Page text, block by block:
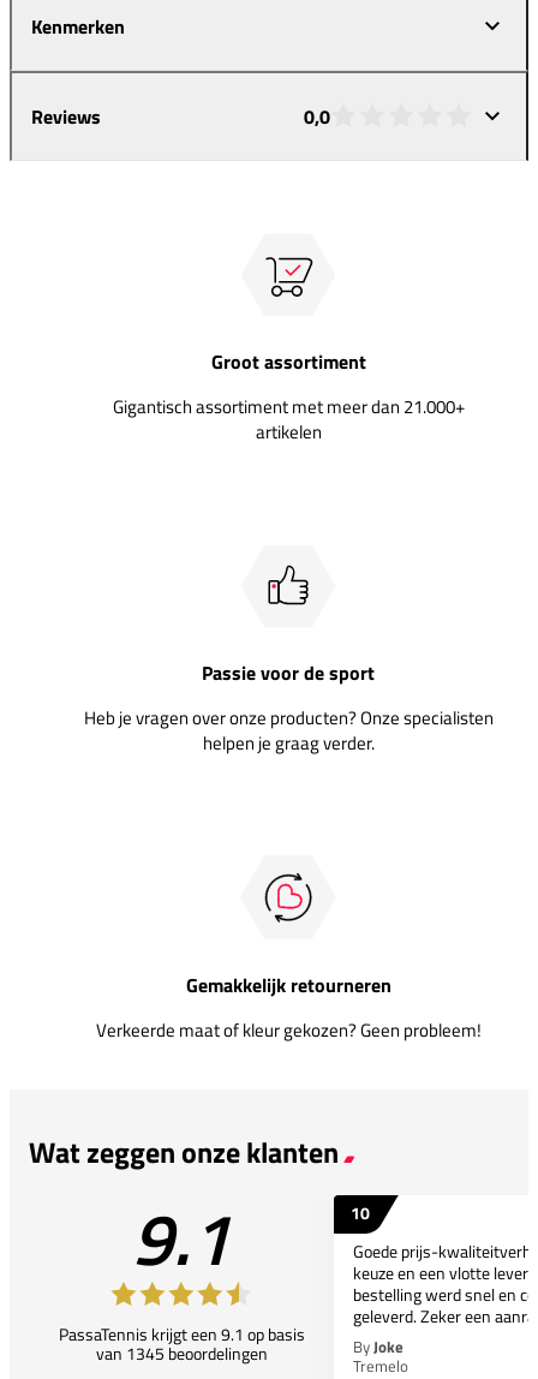
Kenmerken
Reviews 0,0
Groot assortiment
Gigantisch assortiment met meer dan 21.000+
artikelen
Passie voor de sport
Heb je vragen over onze producten? Onze specialisten
helpen je graag verder.
Gemakkelijk retourneren
Verkeerde maat of kleur gekozen? Geen probleem!
Wat zeggen onze klanten
9.1
PassaTennis krijgt een 9.1 op basis
van 1345 beoordelingen
10
Goede prijs-
keuze en een vlotte
bestelling werd snel en
geleverd. Zeker een
ByJoke
Tremelo